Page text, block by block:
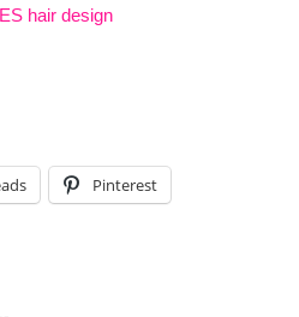
hair design
Pinterest